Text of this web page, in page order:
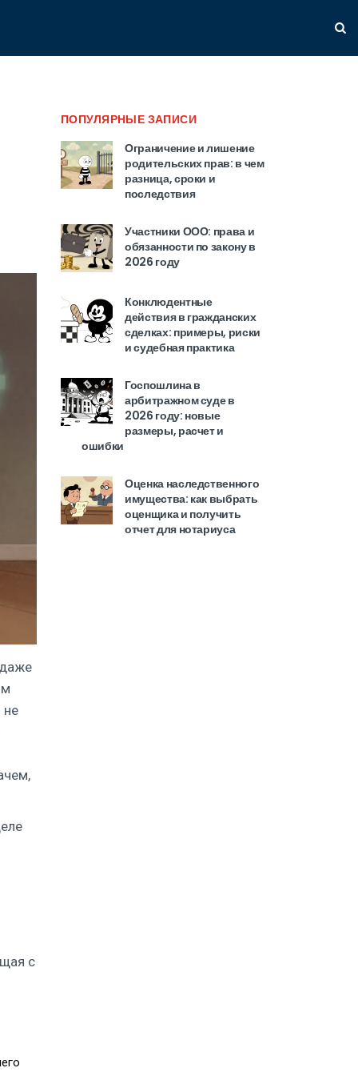
не
с
ПОПУЛЯРНЫЕ ЗАПИСИ
Ограничение и лишение
родительских прав: в чем
разница, сроки и
последствия
Участники ООО: права и
обязанности по закону в
2026 году
Конклюдентные
действия в гражданских
сделках: примеры, риски
и судебная практика
Госпошлина в
арбитражном суде в
2026 году: новые
размеры, расчет и
ошибки
Оценка наследственного
имущества: как выбрать
оценщика и получить
отчет для нотариуса